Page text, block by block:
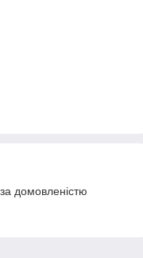
домовленістю